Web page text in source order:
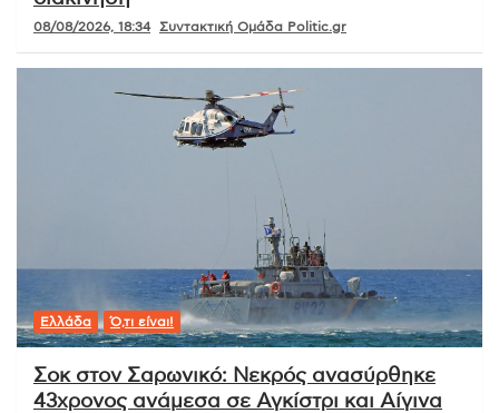
08/08/2026, 18:34 Συντακτική Ομάδα Politic.gr
Ελλάδα Ό,τι είναι!
Σοκ στον Σαρωνικό: Νεκρός ανασύρθηκε
43χρονος ανάμεσα σε Αγκίστρι και Αίγινα